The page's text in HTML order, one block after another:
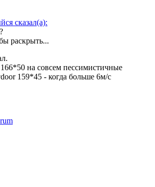
сказал(а):
раскрыть...
166*50 на совсем пессимистичные
159*45 - когда больше 6м/с